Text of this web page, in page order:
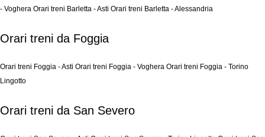
- Voghera Orari treni Barletta - Asti Orari treni Barletta - Alessandria
Orari treni da Foggia
Orari treni Foggia - Asti Orari treni Foggia - Voghera Orari treni Foggia - Torino
Lingotto
Orari treni da San Severo